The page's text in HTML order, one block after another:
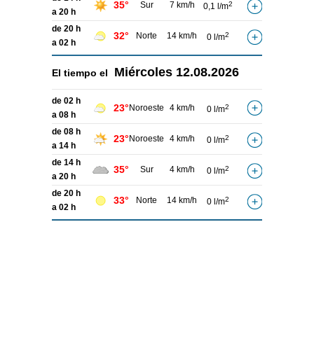
a 20 h
35° Sur 7 km/h 0,1 l/m2
de 20 h
a 02 h
32° Norte 14 km/h 0 l/m2
El tiempo el Miércoles 12.08.2026
de 02 h
a 08 h
23° Noroeste 4 km/h 0 l/m2
de 08 h
a 14 h
23° Noroeste 4 km/h 0 l/m2
de 14 h
a 20 h
35° Sur 4 km/h 0 l/m2
de 20 h
a 02 h
33° Norte 14 km/h 0 l/m2